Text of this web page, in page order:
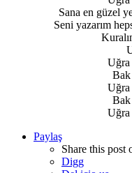
Sana en güzel
Seni yazarım
Uğra
Uğra
Uğra
Paylaş
Share this post
Digg